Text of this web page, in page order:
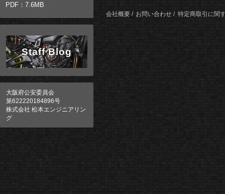
PDF：7.6MB
Staff Blog
大阪府公安委員会
第622220184896号
株式会社 松本エンジニアリン
グ
会社概要 お問い合わせ 特定商取引に関